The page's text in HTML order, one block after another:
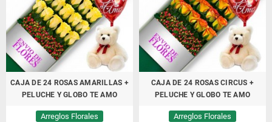
CAJA DE 24 ROSAS AMARILLAS +
PELUCHE Y GLOBO TE AMO
Arreglos Florales
CAJA DE 24 ROSAS CIRCUS +
PELUCHE Y GLOBO TE AMO
Arreglos Florales